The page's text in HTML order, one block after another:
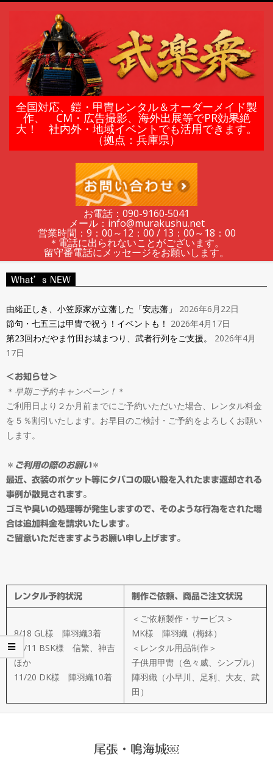
鎧
甲
レ
ン
タ
ル
＆
オ
ー
ダ
ー
メ
イ
ド
製
作
武
全国対応、鎧・甲冑レンタル＆オーダーメイド製
作、 CM・広告撮影、海外出展等でPR効果絶
大！ 社内外・地域イベントでも活用できます。
（拠点：兵庫県）
お電話：090-9160‐5041
メール：info@murakushu.net
営業時間：9：00～12：00 / 13：00～18：00
＊電話に出られないことがございます。
留守番電話にメッセージをお願いします。
Navigation
What’s NEW
由緒正しき、小笠原家が立藩した「安志藩」
2026年6月22日
節句・七五三は甲冑で祝う！イベントも！ 2026年4月17日
第23回わだやま竹田お城まつり、武者行列をご支援。
2026年4月
17日
＜お知らせ＞
＊ 早期ご予約キャンペーン！ ＊
ご利用日より２か月前までにご予約いただいた場合、レンタル料金
を５％割引いたします。お早目のご検討・ご予約をよろしくお願い
します。
＊ ご利用の際のお願い＊
最近、衣装のポケット等にタバコの吸い殻を入れたまま返却される
事例が散見されます。
ゴミや臭いの処理等が発生しますので、そのような行為をされた場
合は追加料金を請求いたします。
ご留意いただきますようお願い申し上げます。
レンタル予約状況 制作ご依頼、商品ご注文状況
8/18 GL様 陣羽織3着
10/11 BSK様 信繁、神吉
ほか
11/20 DK様 陣羽織10着
＜ご依頼製作・サービス＞
MK様 陣羽織（梅鉢）
＜レンタル用品制作＞
子供用甲冑（色々威、シンプル）
陣羽織（小早川、足利、大友、武
田）
尾張・鳴海城￼